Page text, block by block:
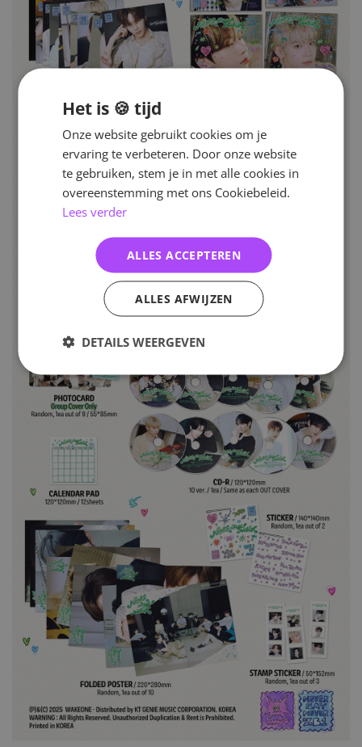
Het is 🍪 tijd
Onze website gebruikt cookies om je
ervaring te verbeteren. Door onze website
te gebruiken, stem je in met alle cookies in
overeenstemming met ons Cookiebeleid.
Lees verder
ALLES ACCEPTEREN
ALLES AFWIJZEN
DETAILS WEERGEVEN